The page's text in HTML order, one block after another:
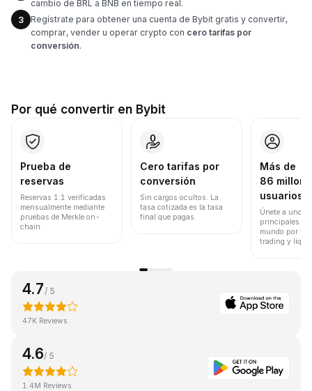
cambio de BRL a BNB en tiempo real.
3
Regístrate para obtener una cuenta de Bybit gratis y convertir,
comprar, vender u operar crypto con cero tarifas por
conversión.
Por qué convertir en Bybit
Prueba de
reservas
Reservas 1:1 verificadas
mensualmente mediante
pruebas de Merkle on-
chain.
Cero tarifas por
conversión
Sin cargos ocultos. La
tasa cotizada es la tasa
final que pagas.
Más de
86
usuarios
Únete a uno
principales
mundo por
trading y
4.7 / 5
47K Reviews
4.6/ 5
1.4M Reviews